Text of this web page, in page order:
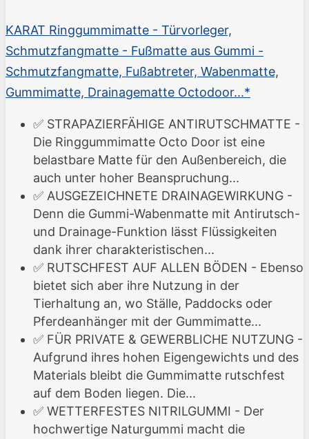
KARAT Ringgummimatte - Türvorleger,
Schmutzfangmatte - Fußmatte aus Gummi -
Schmutzfangmatte, Fußabtreter, Wabenmatte,
Gummimatte, Drainagematte Octodoor...*
✅ STRAPAZIERFÄHIGE ANTIRUTSCHMATTE -
Die Ringgummimatte Octo Door ist eine
belastbare Matte für den Außenbereich, die
auch unter hoher Beanspruchung...
✅ AUSGEZEICHNETE DRAINAGEWIRKUNG -
Denn die Gummi-Wabenmatte mit Antirutsch-
und Drainage-Funktion lässt Flüssigkeiten
dank ihrer charakteristischen...
✅ RUTSCHFEST AUF ALLEN BÖDEN - Ebenso
bietet sich aber ihre Nutzung in der
Tierhaltung an, wo Ställe, Paddocks oder
Pferdeanhänger mit der Gummimatte...
✅ FÜR PRIVATE & GEWERBLICHE NUTZUNG -
Aufgrund ihres hohen Eigengewichts und des
Materials bleibt die Gummimatte rutschfest
auf dem Boden liegen. Die...
✅ WETTERFESTES NITRILGUMMI - Der
hochwertige Naturgummi macht die